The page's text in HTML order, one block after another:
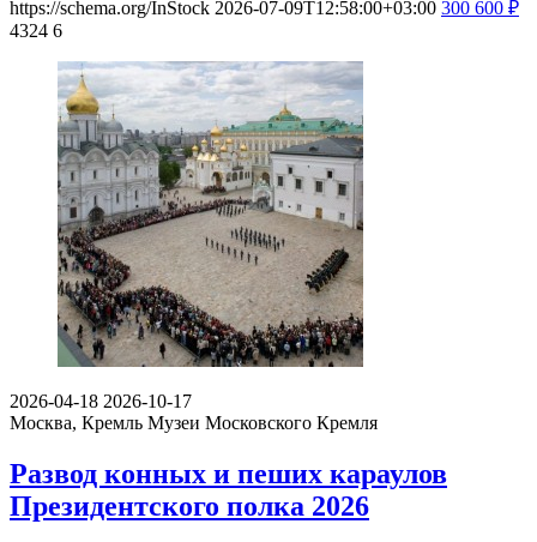
https://schema.org/InStock 2026-07-09T12:58:00+03:00 300 600 ₽
4324 6
2026-04-18 2026-10-17
Москва, Кремль Музеи Московского Кремля
Развод конных и пеших караулов
Президентского полка 2026